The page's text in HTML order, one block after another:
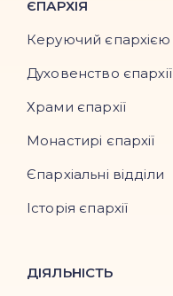
ЄПАРХІЯ
Керуючий єпархією
Духовенство єпархії
Храми єпархії
Монастирі єпархії
Єпархіальні відділи
Історія єпархії
ДІЯЛЬНІСТЬ